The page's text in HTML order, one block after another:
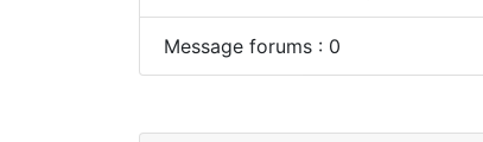
Message forums : 0